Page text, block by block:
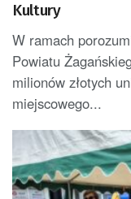
Kultury
W ramach
Powiatu
milionów złotych
miejscowego...